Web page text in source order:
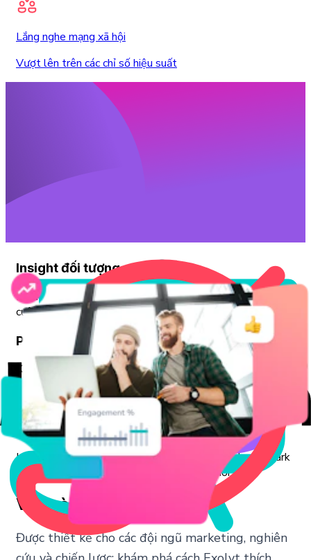
Lắng nghe mạng xã hội
Vượt lên trên các chỉ số hiệu suất
Insight đối tượng mục tiêu
Hiểu rõ người dùng thực sự nghĩ gì bằng cách theo dõi các
cuộc trò chuyện, cảm xúc và xu hướng trên TikTok.
Phân tích hiệu suất
Xác định nội dung nào đang mang lại hiệu quả và lý do
đằng sau bằng cách phân tích các tài khoản, video và
hashtag thúc đẩy tương tác và tăng trưởng.
Lợi thế cạnh tranh
Luôn dẫn trước xu hướng và đối thủ bằng cách benchmark
hiệu suất và phát hiện sớm các cơ hội mới nổi.
Vai trò
Được thiết kế cho các đội ngũ marketing, nghiên